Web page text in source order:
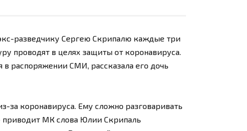
разведчику Сергею Скрипалю каждые три
проводят в целях защиты от коронавируса.
распоряжении СМИ, рассказала его дочь
за коронавируса. Ему сложно разговаривать
приводит МК слова Юлии Скрипаль